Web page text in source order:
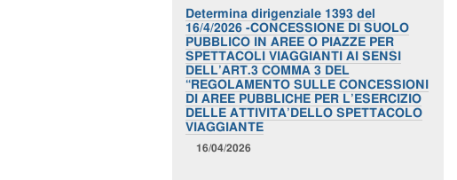
Determina dirigenziale 1393 del
16/4/2026 -CONCESSIONE DI SUOLO
PUBBLICO IN AREE O PIAZZE PER
SPETTACOLI VIAGGIANTI AI SENSI
DELL’ART.3 COMMA 3 DEL
“REGOLAMENTO SULLE CONCESSIONI
DI AREE PUBBLICHE PER L’ESERCIZIO
DELLE ATTIVITA’DELLO SPETTACOLO
VIAGGIANTE
16/04/2026